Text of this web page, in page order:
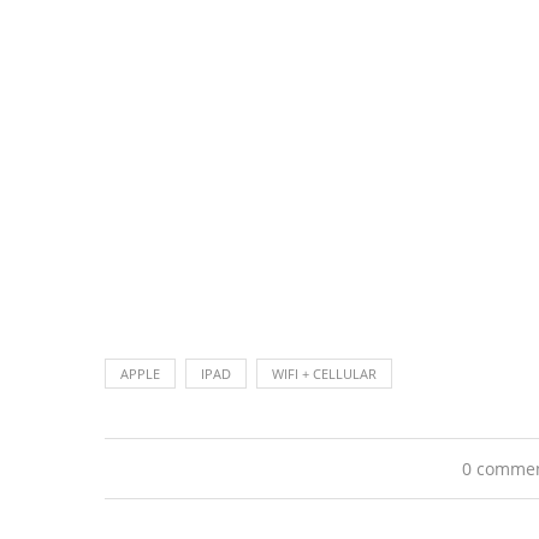
APPLE IPAD WIFI + CELLULAR
0